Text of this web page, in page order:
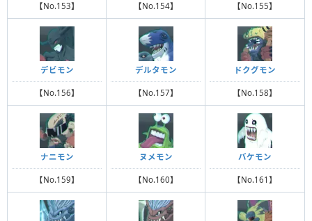
【No.153】 【No.154】 【No.155】
デビモン
【No.156】
デルタモン
【No.157】
ドクグモン
【No.158】
ナニモン
【No.159】
ヌメモン
【No.160】
バケモン
【No.161】